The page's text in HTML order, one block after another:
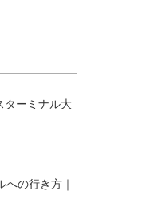
ターミナル大
の行き方｜